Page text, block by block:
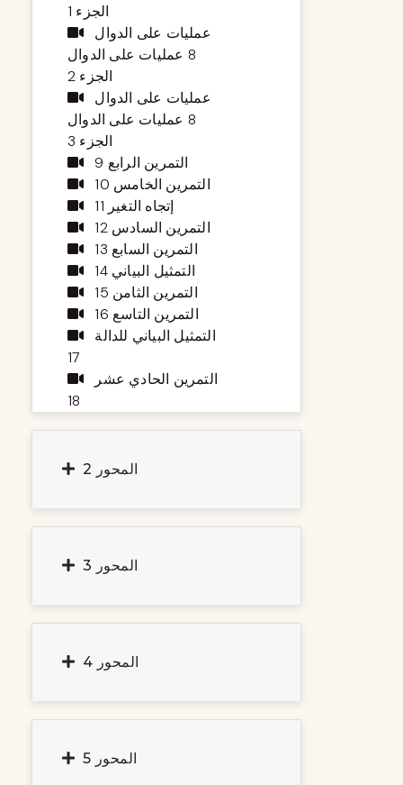
الجزء 1
عمليات على الدوال
8 عمليات على الدوال
الجزء 2
عمليات على الدوال
8 عمليات على الدوال
الجزء 3
التمرين الرابع 9
التمرين الخامس 10
إتجاه التغير 11
التمرين السادس 12
التمرين السابع 13
التمثيل البياني 14
التمرين الثامن 15
التمرين التاسع 16
التمثيل البياني للدالة
17
التمرين الحادي عشر
18
المحور 2
المحور 3
المحور 4
المحور 5